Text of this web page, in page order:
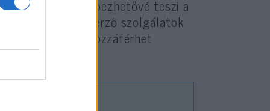
különösen sebezhetővé teszi a
ellenséges hírszerző szolgálatok
könnyebben hozzáférhet